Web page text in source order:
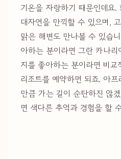
기온을 자랑하기 때문인데요
대자연을 만끽할 수 있으며,
맑은 해변도 만나볼 수 있습
아하는 분이라면 그란 카나
지를 좋아하는 분이라면 비교
리조트를 예약하면 되죠. 아
만큼 가는 길이 순탄하진 않
면 색다른 추억과 경험을 할